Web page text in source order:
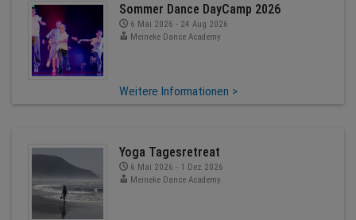
Sommer Dance DayCamp 2026
6 Mai 2026 - 24 Aug 2026
Meineke Dance Academy
Weitere Informationen >
Yoga Tagesretreat
6 Mai 2026 - 1 Dez 2026
Meineke Dance Academy